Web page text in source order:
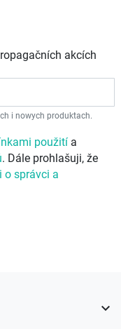
akcích
i nowych produktach.
použití a
. Dále prohlašuji, že
o správci a
